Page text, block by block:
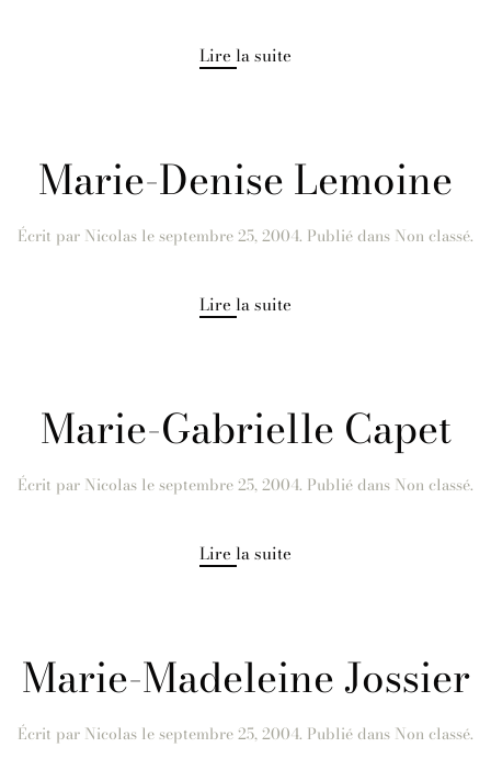
Lire la suite
Marie-Denise Lemoine
Écrit par Nicolas leseptembre 25, 2004. Publié dans Non classé.
Lire la suite
Marie-Gabrielle Capet
Écrit par Nicolas leseptembre 25, 2004. Publié dans Non classé.
Lire la suite
Marie-Madeleine Jossier
Écrit par Nicolas leseptembre 25, 2004. Publié dans Non classé.